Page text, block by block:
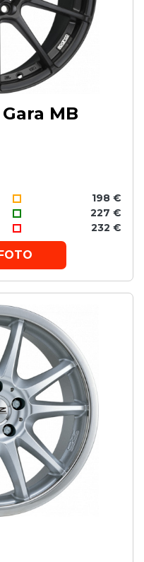
MB
198 €
227 €
232 €